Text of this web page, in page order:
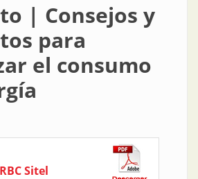
| Consejos y
para
el consumo
Sitel